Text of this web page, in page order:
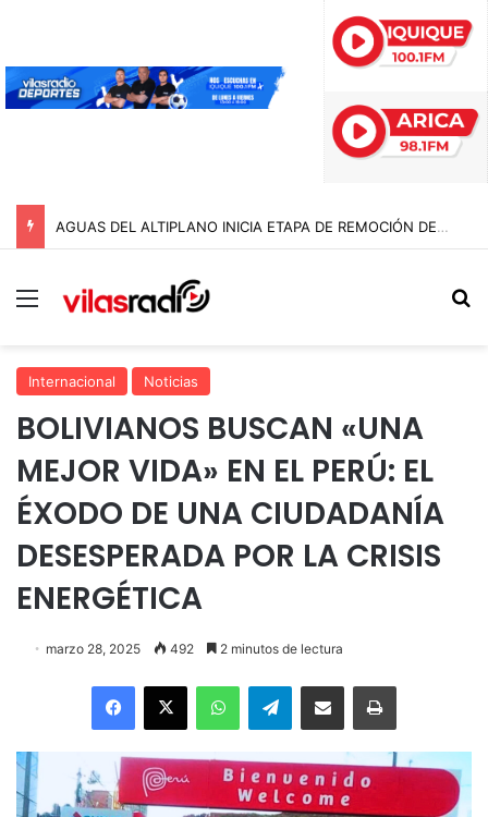
AGUAS DEL ALTIPLANO INICIA ETAPA DE REMOCIÓN DE PAVIMENTO EN AVENIDA ARTURO PRAT
Menú
Internacional Noticias
BOLIVIANOS BUSCAN «UNA
MEJOR VIDA» EN EL PERÚ: EL
ÉXODO DE UNA CIUDADANÍA
DESESPERADA POR LA CRISIS
ENERGÉTICA
marzo 28, 2025 492 2 minutos de lectura
Facebook
X WhatsAppTelegramEnviar vía email Imprimir